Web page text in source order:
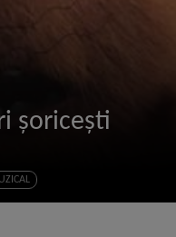
șoricești